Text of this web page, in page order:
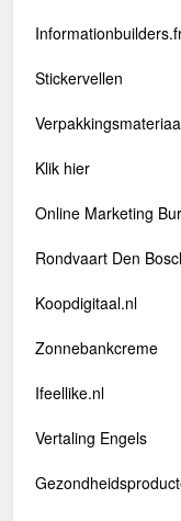
Stickervellen
Klik hier
Online Marketing
Rondvaart Den
Koopdigitaal.nl
Zonnebankcreme
Ifeellike.nl
Vertaling Engels